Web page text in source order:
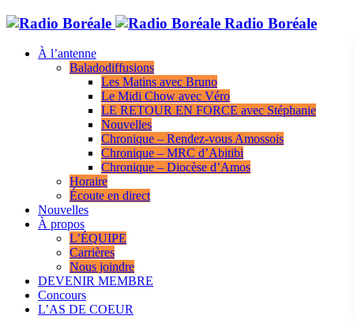
Radio Boréale
À l’antenne
Baladodiffusions
Les Matins avec Bruno
Le Midi Chow avec Véro
LE RETOUR EN FORCE avec Stéphanie
Nouvelles
Chronique – Rendez-vous Amossois
Chronique – MRC d’Abitibi
Chronique – Diocèse d’Amos
Horaire
Écoute en direct
Nouvelles
À propos
L’ÉQUIPE
Carrières
Nous joindre
DEVENIR MEMBRE
Concours
L’AS DE COEUR